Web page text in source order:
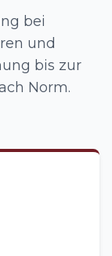
bei
und
bis zur
Norm.